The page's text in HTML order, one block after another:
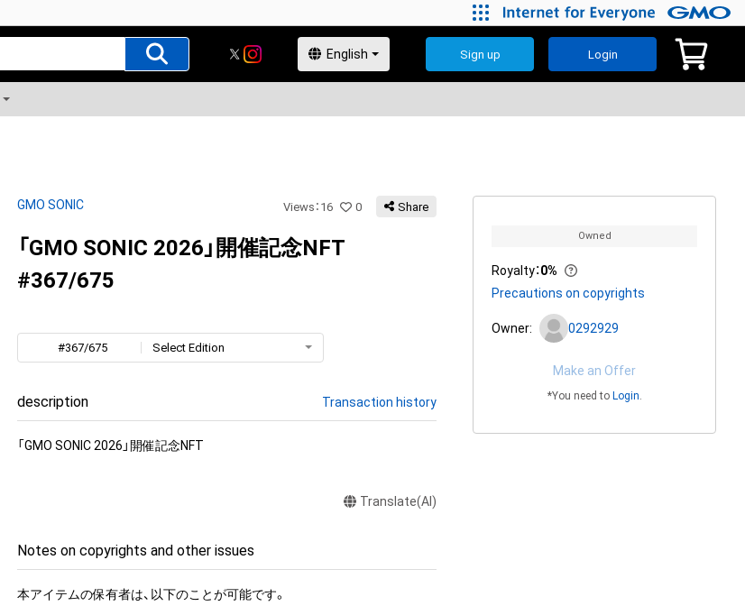
Sign up Login
GMO SONIC Views ： 16 0 Share
「GMO SONIC 2026」開催記念NFT
#367/675
#367/675 Select Edition
description Transaction history
「GMO SONIC 2026」開催記念NFT
Translate(AI)
Notes on copyrights and other issues
本アイテムの保有者は、以下のことが可能です。
Owned
Royalty：0%
Precautions on copyrights
Owner: 0292929
Make an Offer
*You need to Login.